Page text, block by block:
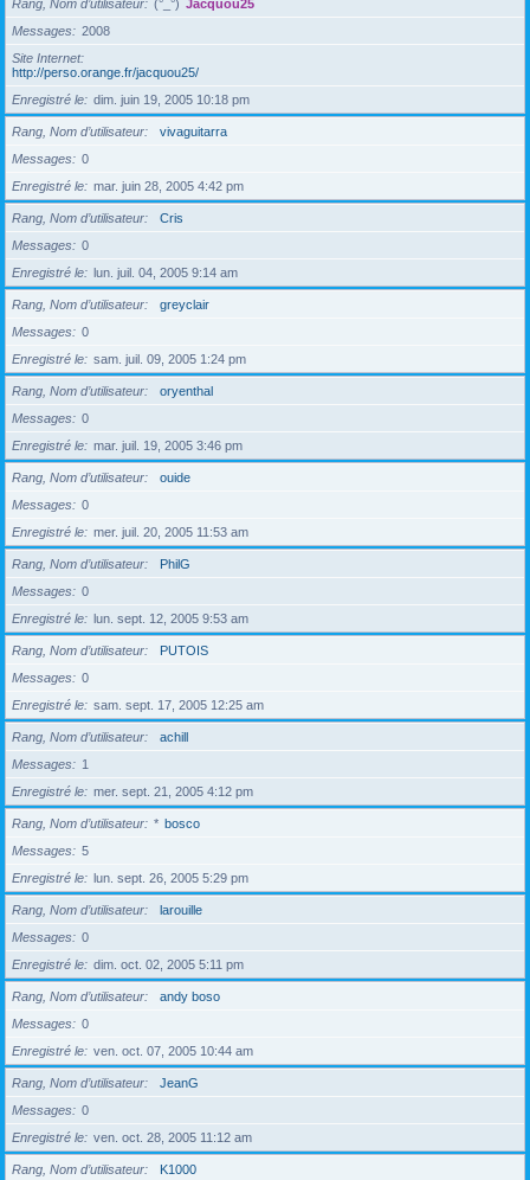
Rang, Nom d’utilisateur (°_°) Jacquou25
Messages
2008
Site Internet
http://perso.orange.fr/jacquou25/
Enregistré le
dim. juin 19, 2005 10:18 pm
Rang, Nom d’utilisateur
vivaguitarra
Messages
0
Enregistré le
mar. juin 28, 2005 4:42 pm
Rang, Nom d’utilisateur
Cris
Messages
0
Enregistré le
lun. juil. 04, 2005 9:14 am
Rang, Nom d’utilisateur
greyclair
Messages
0
Enregistré le
sam. juil. 09, 2005 1:24 pm
Rang, Nom d’utilisateur
oryenthal
Messages
0
Enregistré le
mar. juil. 19, 2005 3:46 pm
Rang, Nom d’utilisateur
ouide
Messages
0
Enregistré le
mer. juil. 20, 2005 11:53 am
Rang, Nom d’utilisateur
PhilG
Messages
0
Enregistré le
lun. sept. 12, 2005 9:53 am
Rang, Nom d’utilisateur
PUTOIS
Messages
0
Enregistré le
sam. sept. 17, 2005 12:25 am
Rang, Nom d’utilisateur
achill
Messages
1
Enregistré le
mer. sept. 21, 2005 4:12 pm
Rang, Nom d’utilisateur * bosco
Messages
5
Enregistré le
lun. sept. 26, 2005 5:29 pm
Rang, Nom d’utilisateur
larouille
Messages
0
Enregistré le
dim. oct. 02, 2005 5:11 pm
Rang, Nom d’utilisateur
andy boso
Messages
0
Enregistré le
ven. oct. 07, 2005 10:44 am
Rang, Nom d’utilisateur
JeanG
Messages
0
Enregistré le
ven. oct. 28, 2005 11:12 am
Rang, Nom d’utilisateur
K1000